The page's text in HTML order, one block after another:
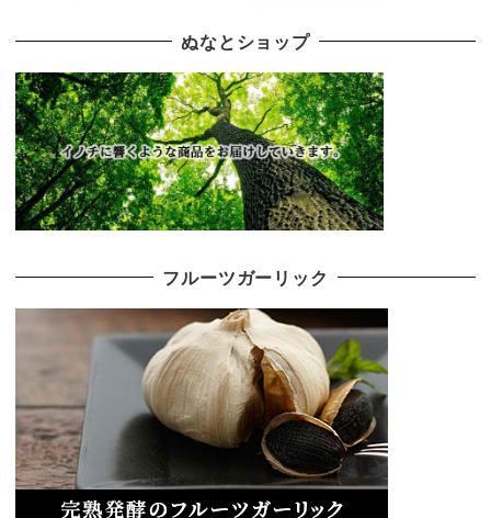
ぬなとショップ
フルーツガーリック